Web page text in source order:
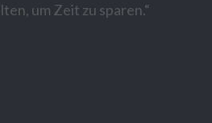
um Zeit zu sparen.“